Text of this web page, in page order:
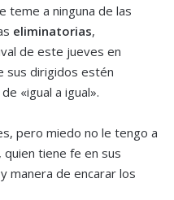
teme a ninguna de las
eliminatorias,
de este jueves en
sus dirigidos estén
«igual a igual».
pero miedo no le tengo a
tiene fe en sus
manera de encarar los